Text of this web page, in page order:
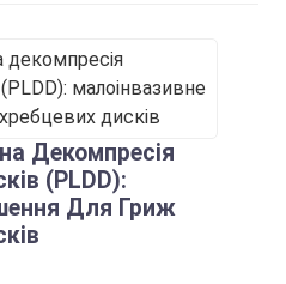
Декомпресія
(PLDD):
Для Гриж